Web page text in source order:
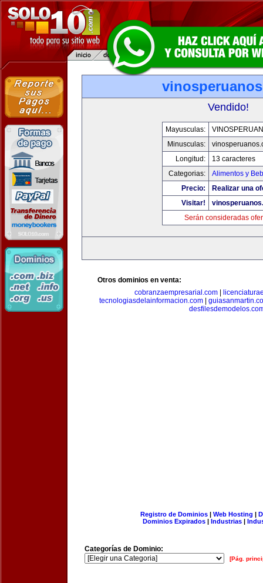
Vendido!
Mayusculas:
Minusculas:
Longitud:
13 caracteres
Categorias:
Alimentos y
Precio:
Realizar una
Visitar!
Serán consideradas
Otros dominios en venta:
cobranzaempresarial.com
tecnologiasdelainformacion.com|
Registro de Dominios| Web Hosting |
Dominios Expirados | Industrias |
Categorías de Dominio:
[Pág.